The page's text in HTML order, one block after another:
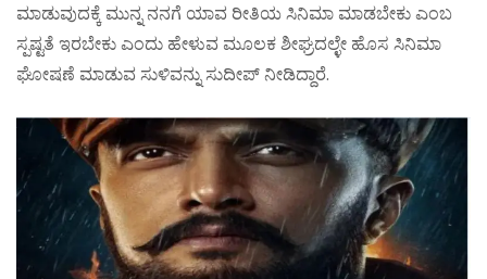
ಮಾಡುವುದಕ್ಕೆ ಮುನ್ನ ನನಗೆ ಯಾವ ರೀತಿಯ ಸಿನಿಮಾ ಮಾಡಬೇಕು ಎಂಬ
ಸ್ಪಷ್ಟತೆ ಇರಬೇಕು ಎಂದು ಹೇಳುವ ಮೂಲಕ ಶೀಘ್ರದಲ್ಳೇ ಹೊಸ ಸಿನಿಮಾ
ಘೋಷಣೆ ಮಾಡುವ ಸುಳಿವನ್ನು ಸುದೀಪ್ ನೀಡಿದ್ದಾರೆ.